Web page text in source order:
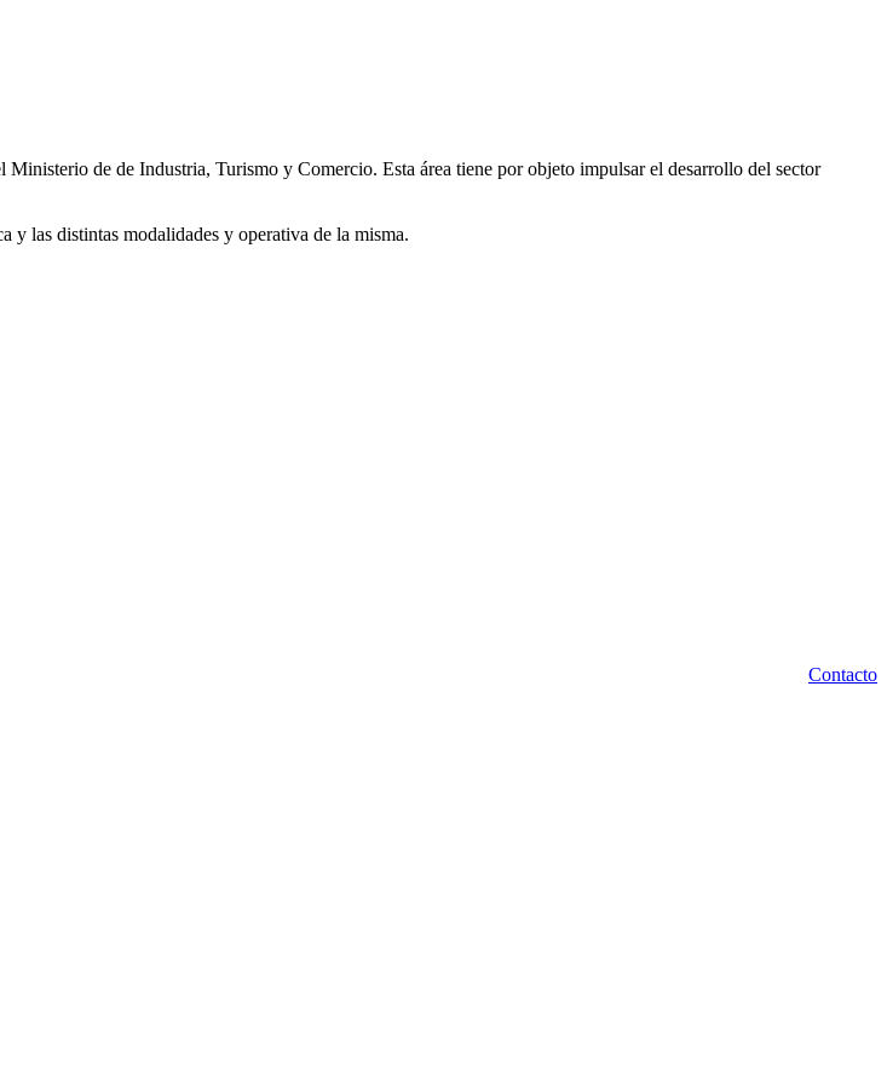
de de Industria, Turismo y Comercio. Esta área tiene por objeto impulsar el desarrollo del sector
y las distintas modalidades y operativa de la misma.
Contacto